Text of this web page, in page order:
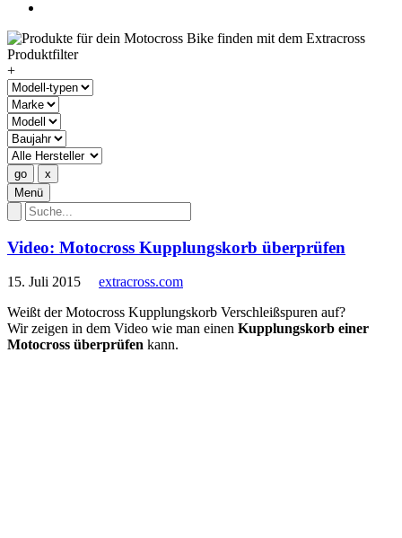
+
Menü
Video: Motocross Kupplungskorb überprüfen
15. Juli 2015
extracross.com
Weißt der Motocross Kupplungskorb Verschleißspuren auf?
Wir zeigen in dem Video wie man einen Kupplungskorb einer
Motocross überprüfen kann.